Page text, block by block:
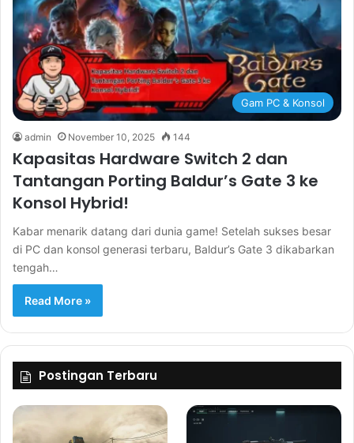
Gam PC & Konsol
admin November 10, 2025 144
Kapasitas Hardware Switch 2 dan
Tantangan Porting Baldur’s Gate 3 ke
Konsol Hybrid!
Kabar menarik datang dari dunia game! Setelah sukses besar
di PC dan konsol generasi terbaru, Baldur’s Gate 3 dikabarkan
tengah…
Read More »
Postingan Terbaru